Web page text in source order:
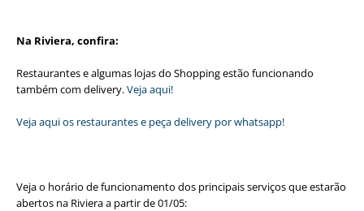
Na Riviera, confira:
Restaurantes e algumas lojas do Shopping estão funcionando
também com delivery.Veja aqui!
Veja aqui os restaurantes e peça delivery por whatsapp!
Veja o horário de funcionamento dos principais serviços que estarão
abertos na Riviera a partir de 01/05: